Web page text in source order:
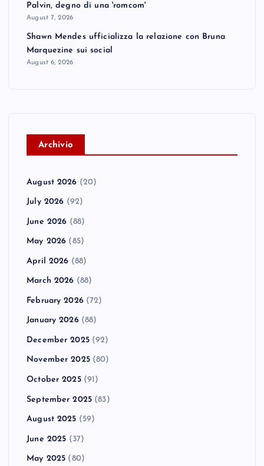
Palvin, degno di una 'romcom'
August 7, 2026
Shawn Mendes ufficializza la relazione con Bruna
Marquezine sui social
August 6, 2026
Archivio
August 2026 (20)
July 2026 (92)
June 2026 (88)
May 2026 (85)
April 2026 (88)
March 2026 (88)
February 2026(72)
January 2026(88)
December 2025(92)
November 2025(80)
October 2025(91)
September 2025 (83)
August 2025 (59)
June 2025 (37)
May 2025 (80)